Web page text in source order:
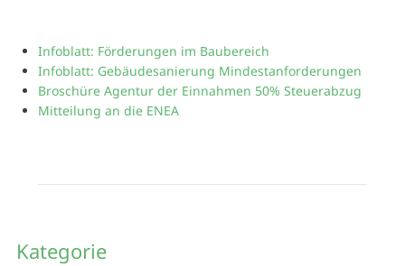
Infoblatt: Förderungen im Baubereich
Infoblatt: Gebäudesanierung Mindestanforderungen
Broschüre Agentur der Einnahmen 50% Steuerabzug
Mitteilung an die ENEA
Kategorie